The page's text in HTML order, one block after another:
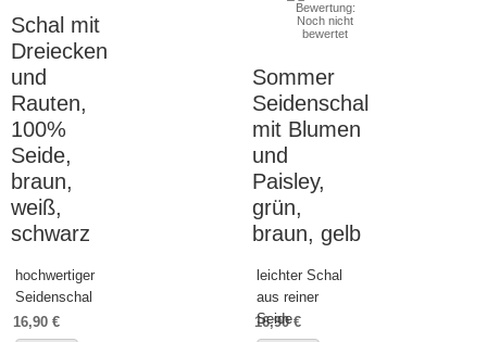
Schal mit
Dreiecken
und
Rauten,
100%
Seide,
braun,
weiß,
schwarz
hochwertiger
Seidenschal
16,90 €
Bewertung:
Noch nicht
bewertet
Sommer
Seidenschal
mit Blumen
und
Paisley,
grün,
braun, gelb
leichter Schal
aus reiner
Seide
16,90 €